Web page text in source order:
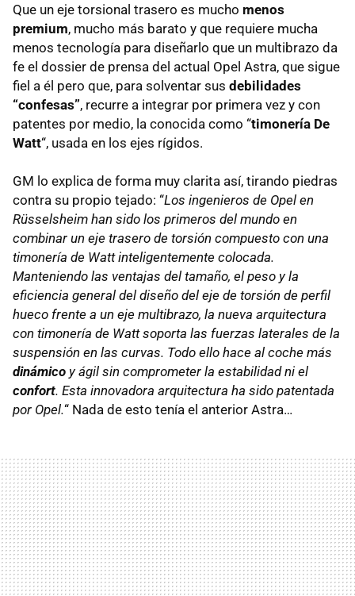
Que un eje torsional trasero es mucho menos
premium, mucho más barato y que requiere mucha
menos tecnología para diseñarlo que un multibrazo da
fe el dossier de prensa del actual Opel Astra, que sigue
fiel a él pero que, para solventar sus debilidades
“confesas”, recurre a integrar por primera vez y con
patentes por medio, la conocida como “timonería De
Watt“, usada en los ejes rígidos.
GM lo explica de forma muy clarita así, tirando piedras
contra su propio tejado: “Los ingenieros de Opel en
Rüsselsheim han sido los primeros del mundo en
combinar un eje trasero de torsión compuesto con una
timonería de Watt inteligentemente colocada.
Manteniendo las ventajas del tamaño, el peso y la
eficiencia general del diseño del eje de torsión de perfil
hueco frente a un eje multibrazo, la nueva arquitectura
con timonería de Watt soporta las fuerzas laterales de la
suspensión en las curvas. Todo ello hace al coche más
dinámico y ágil sin comprometer la estabilidad ni el
confort. Esta innovadora arquitectura ha sido patentada
por Opel.“ Nada de esto tenía el anterior Astra…